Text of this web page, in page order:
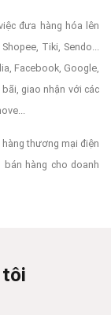
đưa hàng hóa lên
Tiki, Sendo...
Facebook, Google,
giao nhận với các
thương mại điện
hàng cho doanh
tôi